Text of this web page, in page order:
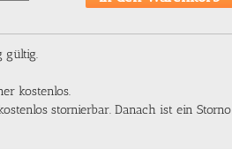
gültig.
kostenlos.
stornierbar. Danach ist ein Storno